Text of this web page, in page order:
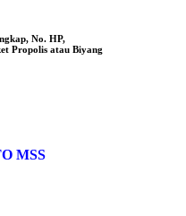
No. HP,
Propolis atau Biyang
MSS